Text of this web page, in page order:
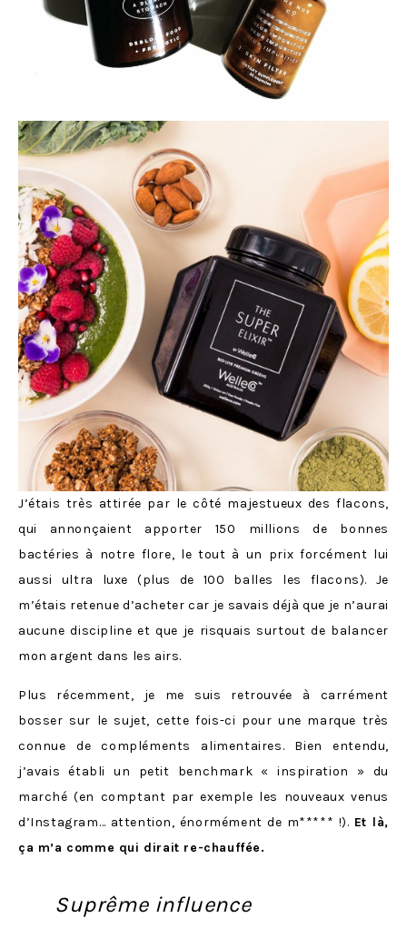
J’étais très attirée par le côté majestueux des flacons,
qui annonçaient apporter 150 millions de bonnes
bactéries à notre flore, le tout à un prix forcément lui
aussi ultra luxe (plus de 100 balles les flacons). Je
m’étais retenue d’acheter car je savais déjà que je n’aurai
aucune discipline et que je risquais surtout de balancer
mon argent dans les airs.
Plus récemment, je me suis retrouvée à carrément
bosser sur le sujet, cette fois-ci pour une marque très
connue de compléments alimentaires. Bien entendu,
j’avais établi un petit benchmark « inspiration » du
marché (en comptant par exemple les nouveaux venus
d’Instagram… attention, énormément de m***** !). Et là,
ça m’a comme qui dirait re-chauffée.
Suprême influence